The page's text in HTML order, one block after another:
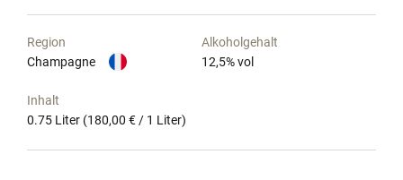
Region
Champagne
Alkoholgehalt
12,5% vol
Inhalt
0.75 Liter (180,00 € / 1 Liter)